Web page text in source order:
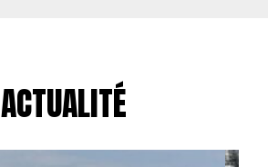
ACTUALITÉ